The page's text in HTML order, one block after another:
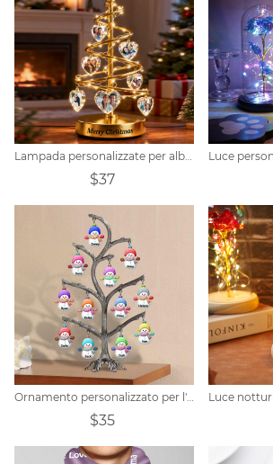
$37
Ornamento personalizzato per l'albero di Natale con pupazzo di neve
$35